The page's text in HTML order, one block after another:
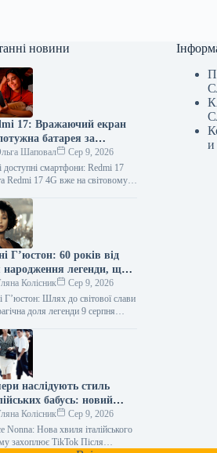
новини
17: Вражаючий екран
батарея за
ціну — смартфон
у продажу
Шаповал
Сер 9, 2026
доступні смартфони: Redmi 17
Redmi 17 4G вже на світовому
компанії…
Г’юстон: 60 років від
народження легенди, що
злети, падіння та
фінал
Колісник
Сер 9, 2026
Г’юстон: Шлях до світової слави
доля легенди 9 серпня
співачці Вітні…
наслідують стиль
бабусь: новий
Dolce Nonna
Колісник
Сер 9, 2026
Nonna: Нова хвиля італійського
захоплює TikTok Після
и